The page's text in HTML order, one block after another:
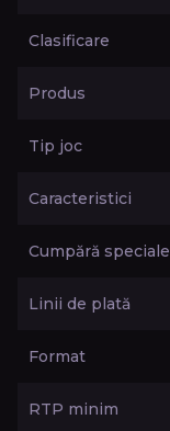
Clasificare
Produs
Tip joc
Caracteristici
Cumpără speciale
Linii de plată
Format
RTP minim